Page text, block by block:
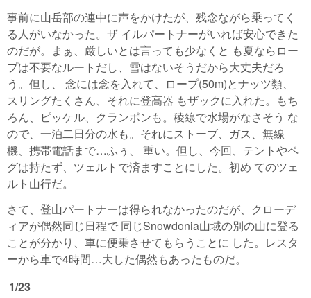
事前に山岳部の連中に声をかけたが、残念ながら乗ってく
る人がいなかった。ザ イルパートナーがいれば安心できた
のだが。まぁ、厳しいとは言っても少なくと も夏ならロー
プは不要なルートだし、雪はないそうだから大丈夫だろ
う。但し、 念には念を入れて、ロープ(50m)とナッツ類、
スリングたくさん、それに登高器 もザックに入れた。もち
ろん、ピッケル、クランポンも。稜線で水場がなさそう な
ので、一泊二日分の水も。それにストーブ、ガス、無線
機、携帯電話まで…ふぅ、 重い。但し、今回、テントやペ
グは持たず、ツェルトで済ますことにした。初め てのツェ
ルト山行だ。
さて、登山パートナーは得られなかったのだが、クローデ
ィアが偶然同じ日程で 同じSnowdonia山域の別の山に登る
ことが分かり、車に便乗させてもらうことに した。レスタ
ーから車で4時間…大した偶然もあったものだ。
1/23